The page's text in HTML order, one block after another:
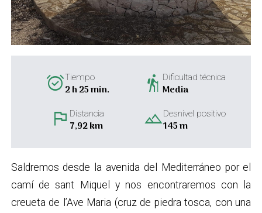
alarm_onTiempo
2 h 25 min. hikingDificultad técnica
Media
flag Distancia
7,92 km landscapeDesnivel positivo
145 m
Saldremos desde la avenida del Mediterráneo por el
camí de sant Miquel y nos encontraremos con la
creueta de l’Ave Maria (cruz de piedra tosca, con una